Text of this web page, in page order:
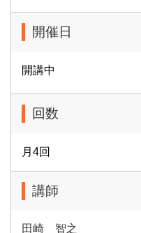
開催日
開講中
回数
月4回
講師
田崎 智之